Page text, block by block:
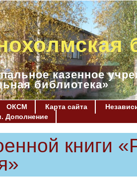
казенное
библиотека»
ОКСМ Карта сайта
Дополнение
книги